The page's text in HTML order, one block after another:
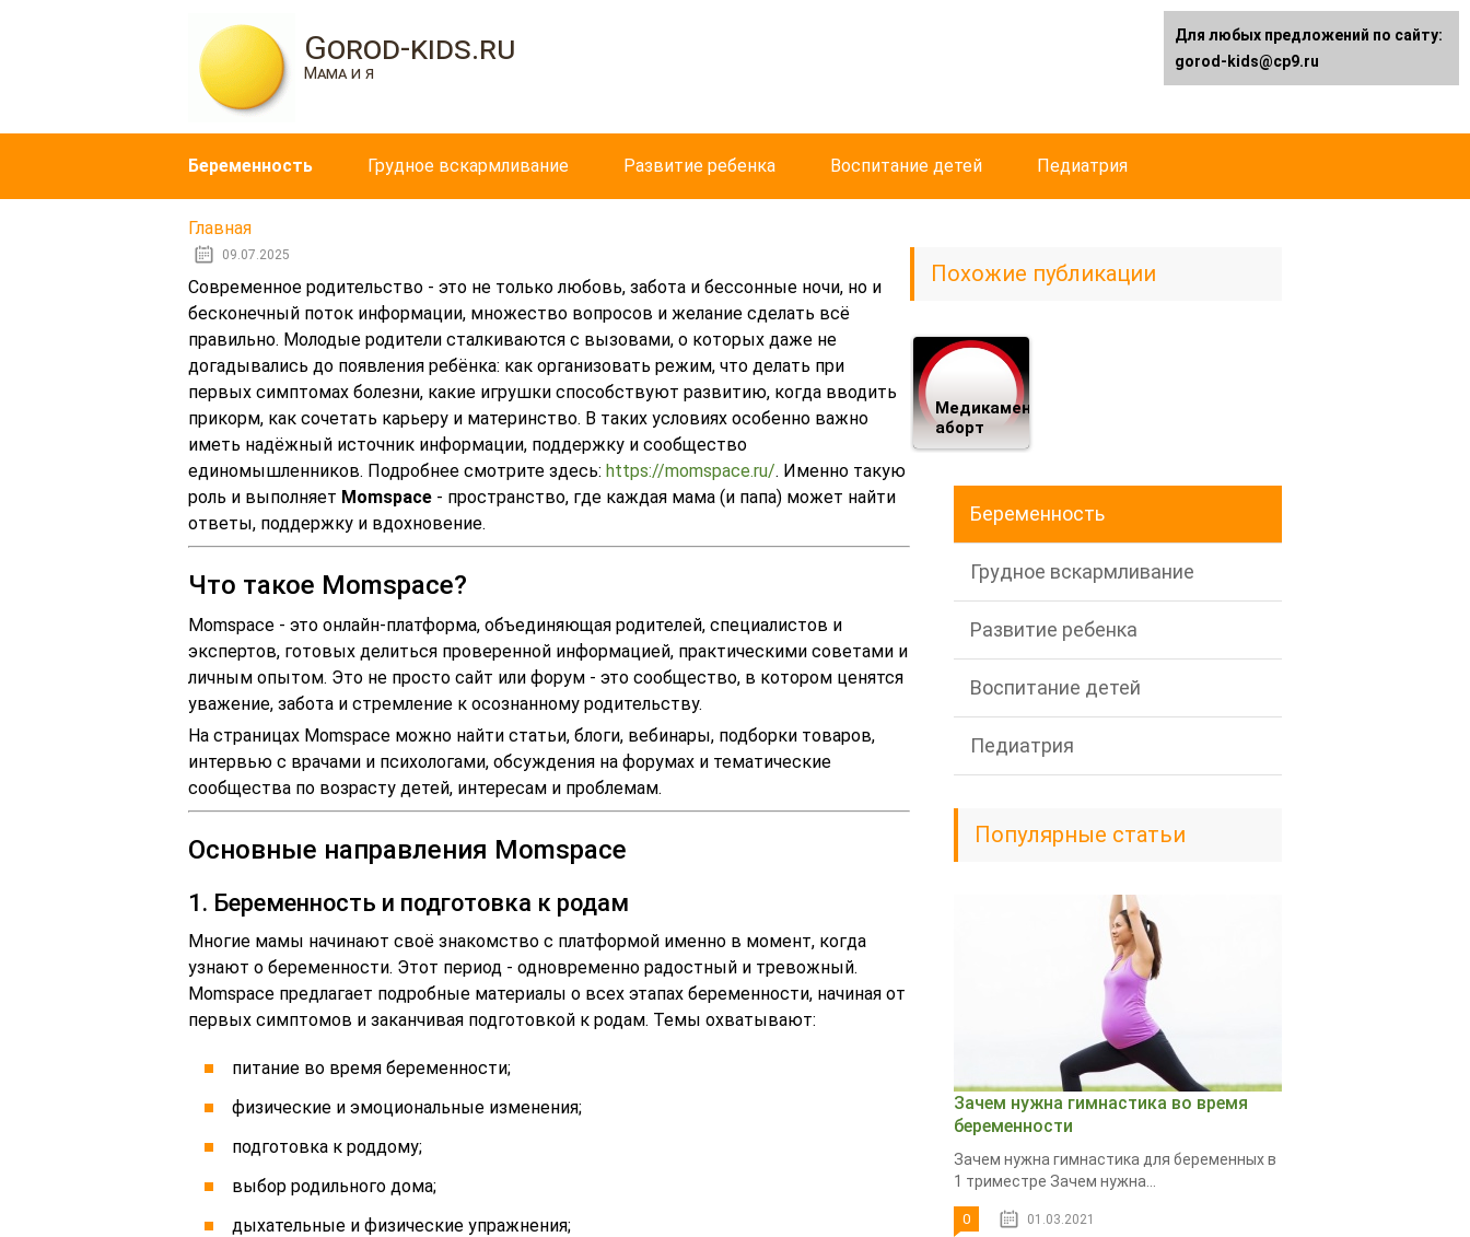
Gorod-kids.ru
Мама и я
Беременность Грудное вскармливание Развитие ребенка Воспитание детей Педиатрия
Главная
09.07.2025
Современное родительство - это не только любовь, забота и бессонные ночи, но и
бесконечный поток информации, множество вопросов и желание сделать всё
правильно. Молодые родители сталкиваются с вызовами, о которых даже не
догадывались до появления ребёнка: как организовать режим, что делать при
первых симптомах болезни, какие игрушки способствуют развитию, когда вводить
прикорм, как сочетать карьеру и материнство. В таких условиях особенно важно
иметь надёжный источник информации, поддержку и сообщество
единомышленников. Подробнее смотрите здесь: https://momspace.ru/. Именно такую
роль и выполняет Momspace - пространство, где каждая мама (и папа) может найти
ответы, поддержку и вдохновение.
Что такое Momspace?
Momspace - это онлайн-платформа, объединяющая родителей, специалистов и
экспертов, готовых делиться проверенной информацией, практическими советами и
личным опытом. Это не просто сайт или форум - это сообщество, в котором ценятся
уважение, забота и стремление к осознанному родительству.
На страницах Momspace можно найти статьи, блоги, вебинары, подборки товаров,
интервью с врачами и психологами, обсуждения на форумах и тематические
сообщества по возрасту детей, интересам и проблемам.
Основные направления Momspace
1. Беременность и подготовка к родам
Многие мамы начинают своё знакомство с платформой именно в момент, когда
узнают о беременности. Этот период - одновременно радостный и тревожный.
Momspace предлагает подробные материалы о всех этапах беременности, начиная от
первых симптомов и заканчивая подготовкой к родам. Темы охватывают:
питание во время беременности;
физические и эмоциональные изменения;
подготовка к роддому;
выбор родильного дома;
дыхательные и физические упражнения;
Похожие публикации
Медикаментозный
аборт
Беременность
Грудное вскармливание
Развитие ребенка
Воспитание детей
Педиатрия
Популярные статьи
Зачем нужна гимнастика во время
беременности
Зачем нужна гимнастика для беременных в
1 триместре Зачем нужна...
0 01.03.2021
Для любых предложений по сайту:
gorod-kids@cp9.ru